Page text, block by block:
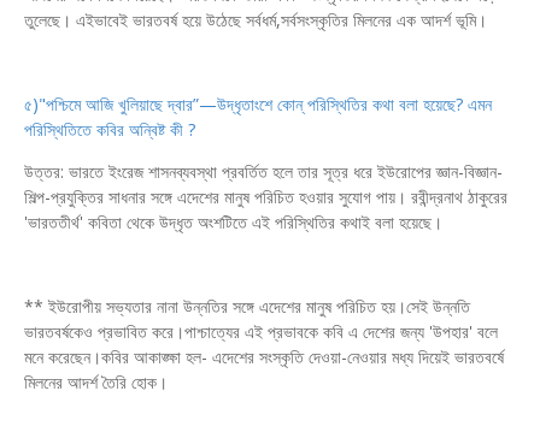
তুলেছে। এইভাবেই ভারতবর্ষ হয়ে উঠেছে সর্বধর্ম,সর্বসংস্কৃতির মিলনের এক আদর্শ ভূমি।
৫)"পশ্চিমে আজি খুলিয়াছে দ্বার”—উদ্ধৃতাংশে কোন্ পরিস্থিতির কথা বলা হয়েছে? এমন
পরিস্থিতিতেকবির অন্বিষ্ট কী ?
উত্তর: ভারতে ইংরেজ শাসনব্যবস্থা প্রবর্তিত হলে তার সূত্র ধরে ইউরোপের জ্ঞান-বিজ্ঞান-
শিল্প-প্রযুক্তির সাধনার সঙ্গে এদেশের মানুষ পরিচিত হওয়ার সুযোগ পায়। রবীন্দ্রনাথ ঠাকুরের
'ভারততীর্থ' কবিতা থেকে উদ্ধৃত অংশটিতে এই পরিস্থিতির কথাই বলা হয়েছে।
** ইউরোপীয় সভ্যতার নানা উন্নতির সঙ্গে এদেশের মানুষ পরিচিত হয়।সেই উন্নতি
ভারতবর্ষকেও প্রভাবিত করে।পাশ্চাত্যের এই প্রভাবকে কবি এ দেশের জন্য 'উপহার' বলে
মনে করেছেন।কবির আকাঙ্ক্ষা হল- এদেশের সংস্কৃতি দেওয়া-নেওয়ার মধ্য দিয়েই ভারতবর্ষে
মিলনের আদর্শ তৈরি হোক।